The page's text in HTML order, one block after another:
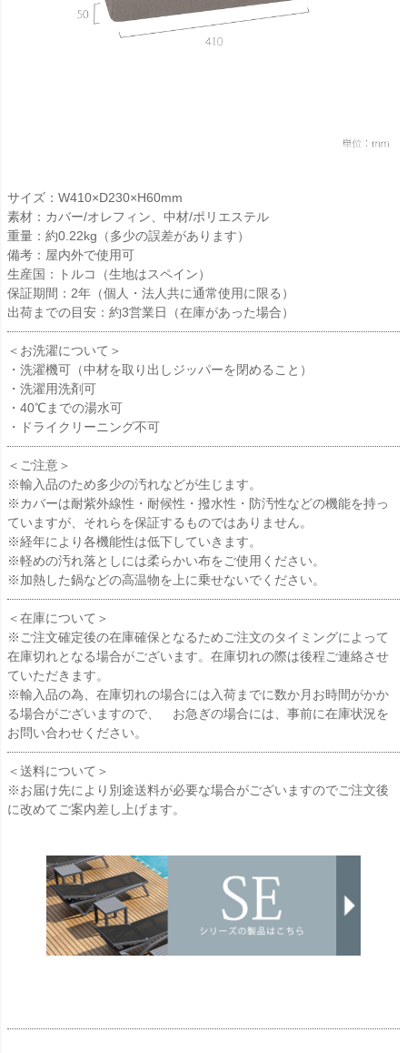
サイズ：W410×D230×H60mm
素材：カバー/オレフィン、中材/ポリエステル
重量：約0.22kg（多少の誤差があります）
備考：屋内外で使用可
生産国：トルコ（生地はスペイン）
保証期間：2年（個人・法人共に通常使用に限る）
出荷までの目安：約3営業日（在庫があった場合）
＜お洗濯について＞
・洗濯機可（中材を取り出しジッパーを閉めること）
・洗濯用洗剤可
・40℃までの湯水可
・ドライクリーニング不可
＜ご注意＞
※輸入品のため多少の汚れなどが生じます。
※カバーは耐紫外線性・耐候性・撥水性・防汚性などの機能を持っ
ていますが、それらを保証するものではありません。
※経年により各機能性は低下していきます。
※軽めの汚れ落としには柔らかい布をご使用ください。
※加熱した鍋などの高温物を上に乗せないでください。
＜在庫について＞
※ご注文確定後の在庫確保となるためご注文のタイミングによって
在庫切れとなる場合がございます。在庫切れの際は後程ご連絡させ
ていただきます。
※輸入品の為、在庫切れの場合には入荷までに数か月お時間がかか
る場合がございますので、 お急ぎの場合には、事前に在庫状況を
お問い合わせください。
＜送料について＞
※お届け先により別途送料が必要な場合がございますのでご注文後
に改めてご案内差し上げます。